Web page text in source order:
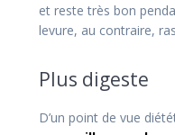
et reste très bon
levure, au contraire,
Plus digeste
D’un point de vue